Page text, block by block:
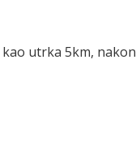
utrka 5km, nakon